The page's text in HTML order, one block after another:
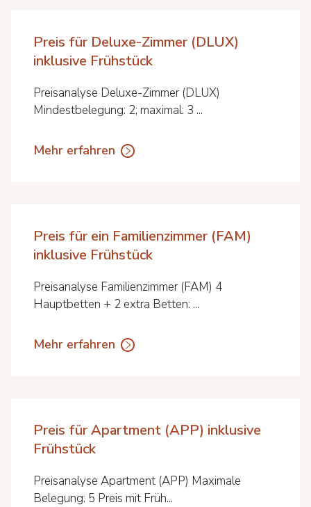
Preis für Deluxe-Zimmer (DLUX)
inklusive Frühstück
Preisanalyse Deluxe-Zimmer (DLUX)
Mindestbelegung: 2; maximal: 3 ...
Mehr erfahren
Preis für ein Familienzimmer (FAM)
inklusive Frühstück
Preisanalyse Familienzimmer (FAM) 4
Hauptbetten + 2 extra Betten: ...
Mehr erfahren
Preis für Apartment (APP) inklusive
Frühstück
Preisanalyse Apartment (APP) Maximale
Belegung: 5 Preis mit Früh...